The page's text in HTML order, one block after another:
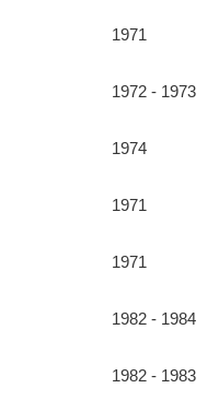
1971
1972 - 1973
1974
1971
1971
1982 - 1984
1982 - 1983